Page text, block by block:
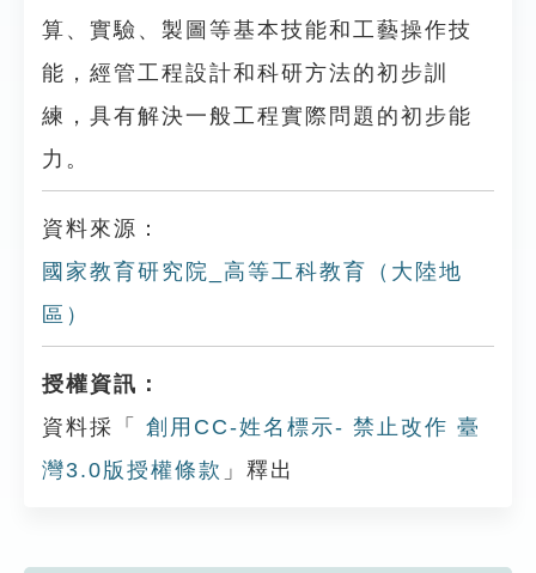
算、實驗、製圖等基本技能和工藝操作技
能，經管工程設計和科研方法的初步訓
練，具有解決一般工程實際問題的初步能
力。
資料來源：
國家教育研究院_高等工科教育（大陸地
區）
授權資訊：
資料採「
創用CC-姓名標示- 禁止改作 臺
灣3.0版授權條款 」釋出